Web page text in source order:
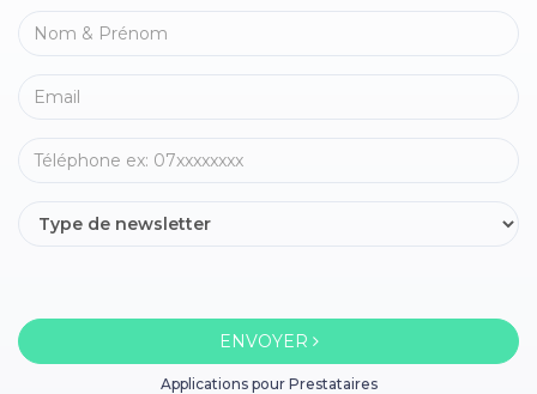
ENVOYER
Applications pour Prestataires